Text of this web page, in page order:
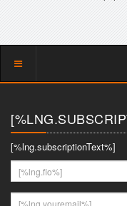
Показать
[%lng.subscriptionText%]
[%lng.fio%]
[%lng.youremail%]